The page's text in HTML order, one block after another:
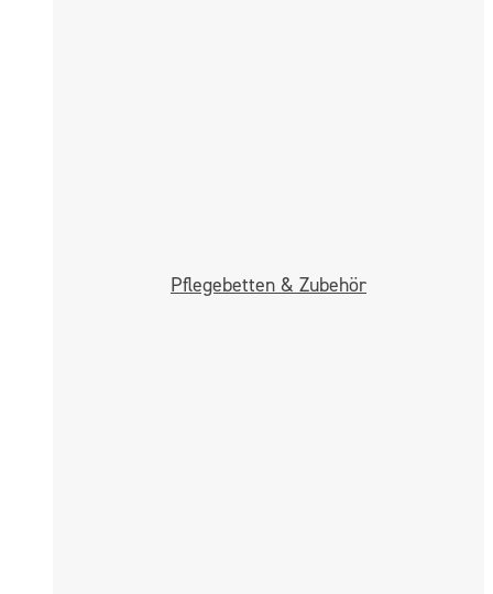
Pflege­betten & Zubehör